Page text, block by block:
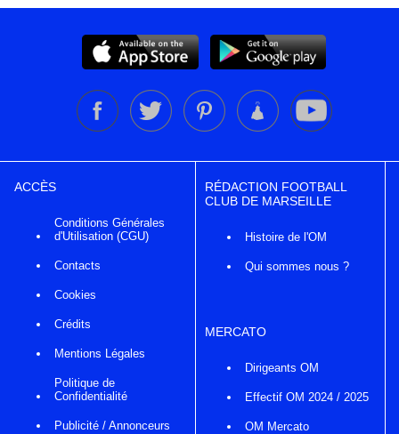
ACCÈS
Conditions Générales
d'Utilisation (CGU)
Contacts
Cookies
Crédits
Mentions Légales
Politique de
Confidentialité
Publicité / Annonceurs
RÉDACTION FOOTBALL
CLUB DE MARSEILLE
Histoire de l'OM
Qui sommes nous ?
MERCATO
Dirigeants OM
Effectif OM 2024 / 2025
OM Mercato